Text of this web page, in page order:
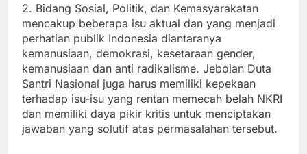
2. Bidang Sosial, Politik, dan Kemasyarakatan
mencakup beberapa isu aktual dan yang menjadi
perhatian publik Indonesia diantaranya
kemanusiaan, demokrasi, kesetaraan gender,
kemanusiaan dan anti radikalisme. Jebolan Duta
Santri Nasional juga harus memiliki kepekaan
terhadap isu-isu yang rentan memecah belah NKRI
dan memiliki daya pikir kritis untuk menciptakan
jawaban yang solutif atas permasalahan tersebut.